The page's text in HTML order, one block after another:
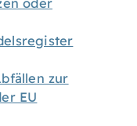
oder
zur
EU